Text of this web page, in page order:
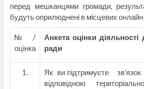
перед мешканцями громади,
будуть оприлюднені в місцевих
№/
оцінка
Анкета оцінки діяльності
ради
Як ви підтримуєте
відповідною